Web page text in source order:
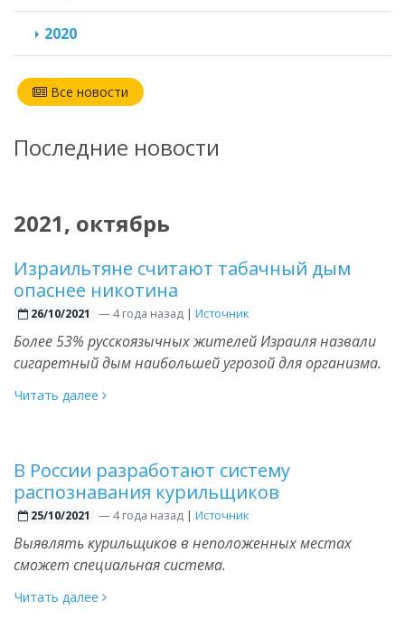
Последние новости
2021, октябрь
Израильтяне считают табачный дым
опаснее никотина
26/10/2021 —4 года назад | Источник
Более 53% русскоязычных жителей Израиля назвали
сигаретный дым наибольшей угрозой для организма.
Читать далее
В России разработают систему
распознавания курильщиков
25/10/2021 —4 года назад | Источник
Выявлять курильщиков в неположенных местах
сможет специальная система.
Читать далее
2020
Все новости